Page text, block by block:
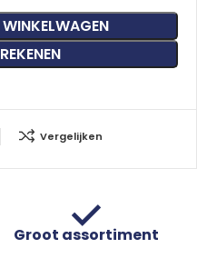
Vergelijken
Groot assortiment